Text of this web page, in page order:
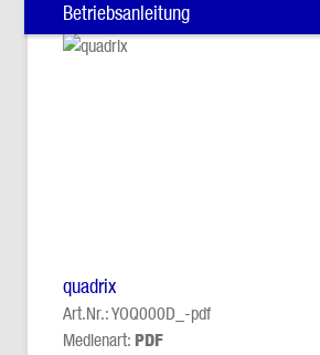
Betriebsanleitung
quadrix
Art.Nr.: YOQ000D_-pdf
Medienart: PDF